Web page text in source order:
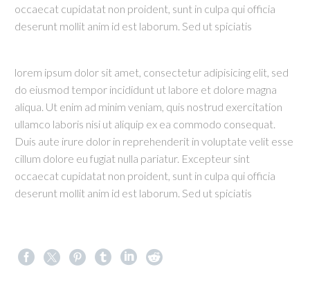
occaecat cupidatat non proident, sunt in culpa qui officia
deserunt mollit anim id est laborum. Sed ut spiciatis
lorem ipsum dolor sit amet, consectetur adipisicing elit, sed
do eiusmod tempor incididunt ut labore et dolore magna
aliqua. Ut enim ad minim veniam, quis nostrud exercitation
ullamco laboris nisi ut aliquip ex ea commodo consequat.
Duis aute irure dolor in reprehenderit in voluptate velit esse
cillum dolore eu fugiat nulla pariatur. Excepteur sint
occaecat cupidatat non proident, sunt in culpa qui officia
deserunt mollit anim id est laborum. Sed ut spiciatis